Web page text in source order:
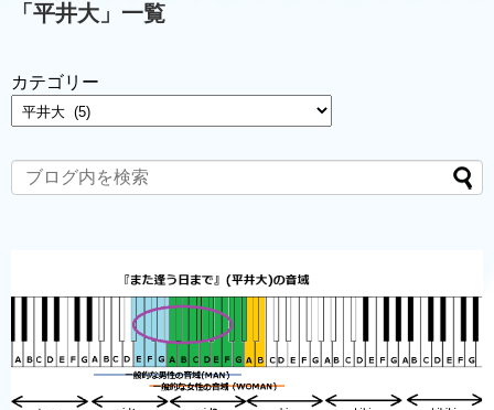
「 平井大 」 一覧
カテゴリー